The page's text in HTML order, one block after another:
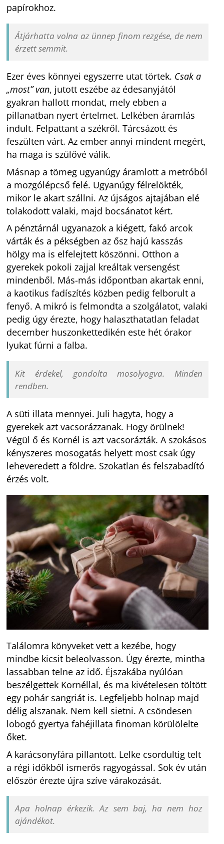
papírokhoz.
Átjárhatta volna az ünnep finom rezgése, de nem
érzett semmit.
Ezer éves könnyei egyszerre utat törtek. Csak a
„most” van, jutott eszébe az édesanyjától
gyakran hallott mondat, mely ebben a
pillanatban nyert értelmet. Lelkében áramlás
indult. Felpattant a székről. Tárcsázott és
feszülten várt. Az ember annyi mindent megért,
ha maga is szülővé válik.
Másnap a tömeg ugyanúgy áramlott a metróból
a mozgólépcső felé. Ugyanúgy félrelökték,
mikor le akart szállni. Az újságos ajtajában elé
tolakodott valaki, majd bocsánatot kért.
A pénztárnál ugyanazok a kiégett, fakó arcok
várták és a pékségben az ősz hajú kasszás
hölgy ma is elfelejtett köszönni. Otthon a
gyerekek pokoli zajjal kreáltak versengést
mindenből. Más-más időpontban akartak enni,
a kaotikus fadíszítés közben pedig felborult a
fenyő. A mikró is felmondta a szolgálatot, valaki
pedig úgy érezte, hogy halaszthatatlan feladat
december huszonkettedikén este hét órakor
lyukat fúrni a falba.
Kit érdekel, gondolta mosolyogva. Minden
rendben.
A süti illata mennyei. Juli hagyta, hogy a
gyerekek azt vacsorázzanak. Hogy örülnek!
Végül ő és Kornél is azt vacsorázták. A szokásos
kényszeres mosogatás helyett most csak úgy
leheveredett a földre. Szokatlan és felszabadító
érzés volt.
Találomra könyveket vett a kezébe, hogy
mindbe kicsit beleolvasson. Úgy érezte, mintha
lassabban telne az idő. Éjszakába nyúlóan
beszélgettek Kornéllal, és ma kivételesen töltött
egy pohár sangriát is. Legfeljebb holnap majd
délig alszanak. Nem kell sietni. A csöndesen
lobogó gyertya fahéjillata finoman körülölelte
őket.
A karácsonyfára pillantott. Lelke csordultig telt
a régi időkből ismerős ragyogással. Sok év után
először érezte újra szíve várakozását.
Apa holnap érkezik. Az sem baj, ha nem hoz
ajándékot.